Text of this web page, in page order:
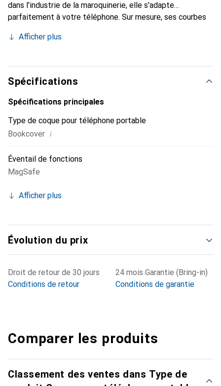
dans l'industrie de la maroquinerie, elle s'adapte
parfaitement à votre téléphone. Sur mesure, ses courbes
devient un accessoire chic et indispensable pour votre
produits de haute qualité, la marque Noreve est un choix
fiable pour une clientèle exigeante.
Afficher plus
Spécifications
Spécifications principales
Type de coque pour téléphone portable
Bookcover i
Éventail de fonctions
MagSafe
Afficher plus
Évolution du prix
Droit de retour de 30 jours
Conditions de retour
24 mois Garantie (Bring-in)
Conditions de garantie
Comparer les produits
Classement des ventes dans Type de